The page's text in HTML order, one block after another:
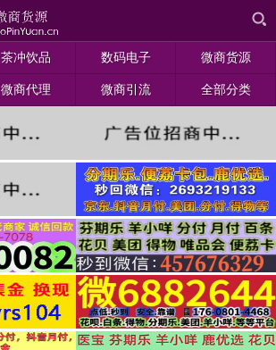
茶冲饮品 数码电子 微商货源
微商代理 微商引流 全部分类